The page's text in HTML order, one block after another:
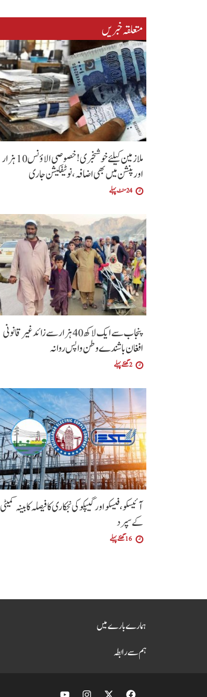
متعلقہ خبریں
ملازمین کیلئے خوشخبری !خصوصی الاؤنس 10 ہزار
اور پنشن میں بھی اضافہ،نوٹیفکیشن جاری
24 منٹ پہلے
پنجاب سے ایک لاکھ 40 ہزار سے زائد غیر قانونی
افغان باشندے وطن واپس روانہ
2 گھنٹے پہلے
آئیسکو، فیسکو اور گیپکو کی نجکاری کا فیصلہ کابینہ کمیٹی
کے سپرد
16 گھنٹے پہلے
ہمارے بارے میں
ہم سے رابطہ